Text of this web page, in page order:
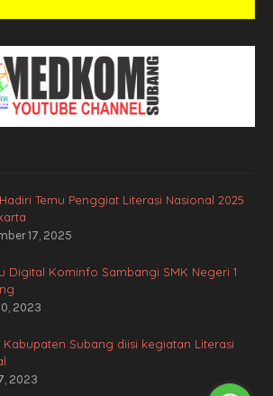
Temu Penggiat Literasi Nasional 2025
17, 2025
Digital Kominfo Sambangi SMK Negeri 1
2023
Kabupaten Subang diisi kegiatan Literasi
2023